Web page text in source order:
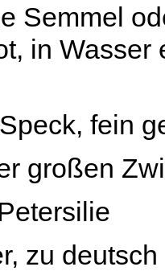
Semmel
in Wasser
fein
großen
zu